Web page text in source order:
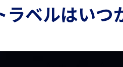
ラベルはい